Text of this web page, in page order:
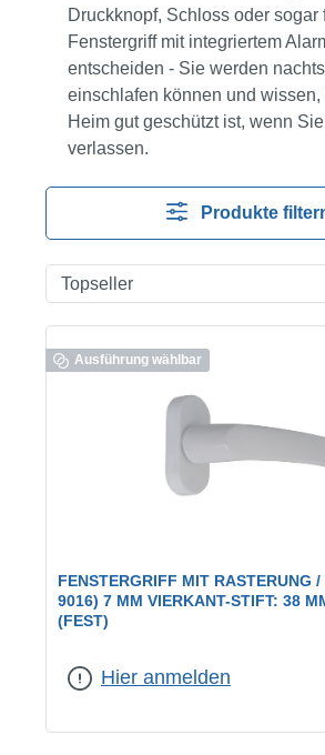
Druckknopf, Schloss oder sogar
Fenstergriff mit integriertem
entscheiden - Sie werden
einschlafen können und wissen,
Heim gut geschützt ist, wenn
verlassen.
Produkte
Ausführung wählbar
FENSTERGRIFF MIT RASTERUNG /
016) 7 MM VIERKANT-STIFT: 38
FEST)
Hier anmelden